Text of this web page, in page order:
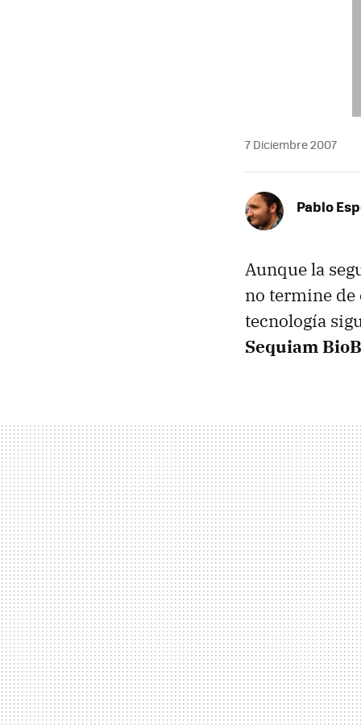
7 Diciembre 2007
Pablo
Aunque la
no termine de
tecnología
Sequiam